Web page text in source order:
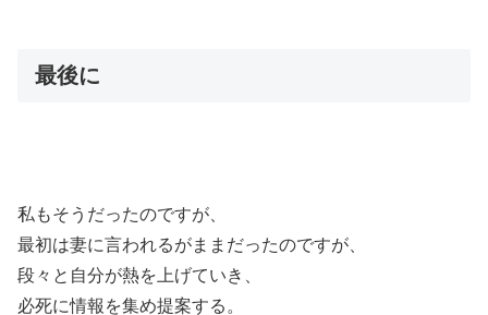
最後に
私もそうだったのですが、
最初は妻に言われるがままだったのですが、
段々と自分が熱を上げていき、
必死に情報を集め提案する。